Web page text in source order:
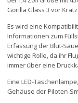
Gorilla Glass 3 vor
Es wird eine
Informationen zum
Erfassung der Blut-
wichtige Rolle, da ihr
immer über eine
Eine LED-
Gehäuse der Piloten-